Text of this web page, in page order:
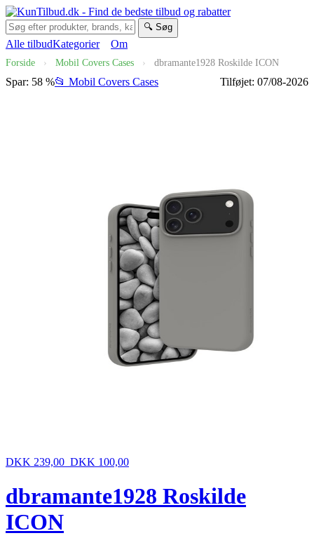
🔍 Søg
Alle tilbudKategorier Om
Forside › Mobil Covers Cases › dbramante1928 Roskilde ICON
Spar: 58 %📂 Mobil Covers Cases Tilføjet: 07/08-2026
DKK 239,00 DKK 100,00
dbramante1928 Roskilde
ICON